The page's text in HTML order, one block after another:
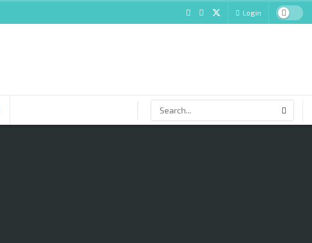
Login